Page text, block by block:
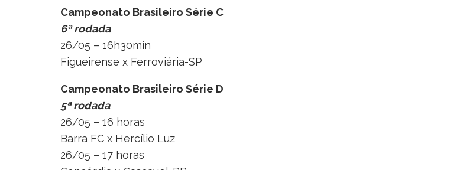
Campeonato Brasileiro Série C
6ª rodada
26/05 – 16h30min
Figueirense x Ferroviária-SP
Campeonato Brasileiro Série D
5ª rodada
26/05 – 16 horas
Barra FC x Hercílio Luz
26/05 – 17 horas